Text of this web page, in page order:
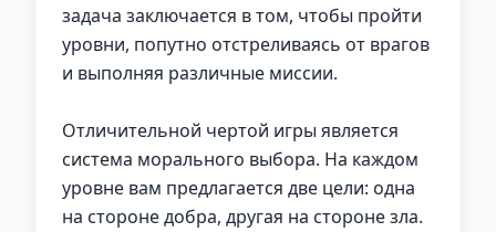
задача заключается в том, чтобы пройти
уровни, попутно отстреливаясь от врагов
и выполняя различные миссии.
Отличительной чертой игры является
система морального выбора. На каждом
уровне вам предлагается две цели: одна
на стороне добра, другая на стороне зла.